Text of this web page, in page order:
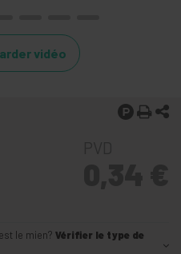
vidéo
le mien? Vérifier le type de